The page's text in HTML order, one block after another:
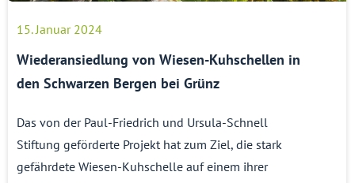
15. Januar 2024
Wiederansiedlung von Wiesen-Kuhschellen in
den Schwarzen Bergen bei Grünz
Das von der Paul-Friedrich und Ursula-Schnell
Stiftung geförderte Projekt hat zum Ziel, die stark
gefährdete Wiesen-Kuhschelle auf einem ihrer